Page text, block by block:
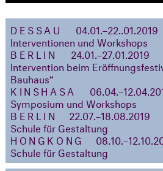
DESSAU
04.01.–22..01.2019
Interventionen und Workshops
BERLIN
24.01.–27.01.2019
Intervention beim
Bauhaus“
KINSHASA
Symposium und Workshops
BERLIN
22.07.–18.08.2019
Schule für Gestaltung
HONGKONG
Schule für Gestaltung